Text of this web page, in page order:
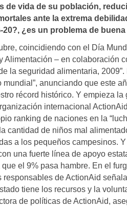
de vida de su población,
ante la extrema
¿es un problema de
coincidiendo con el Día
Alimentación – en colaboración
la seguridad alimentaria,
mundial”, anunciando que este
récord histórico. Y empieza
internacional
ranking de naciones en la
cantidad de niños mal
a los pequeños campesinos.
una fuerte línea de apoyo
el 9% pasa hambre. En el
responsables de ActionAid
tiene los recursos y la
de políticas de ActionAid,